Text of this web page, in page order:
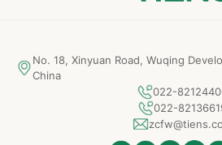
No. 18, Xinyuan Road, Wuqing
China
022-
022-